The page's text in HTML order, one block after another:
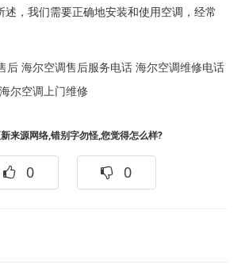
，我们需要正确地安装和使用空调，经常
后 海尔空调售后服务电话 海尔空调维修电话
海尔空调上门维修
来源网络,错别字勿怪,您觉得怎么样?
0 0